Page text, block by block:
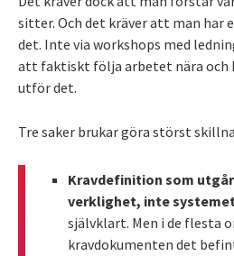
sitter. Och det kräver att man har
det. Inte via workshops med
att faktiskt följa arbetet nära och
utför det.
Tre saker brukar göra störst
Kravdefinition som
verklighet, inte
självklart. Men i de flesta
kravdokumenten det